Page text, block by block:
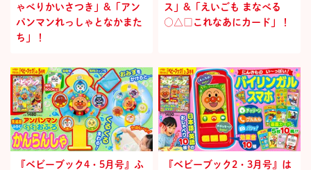
ゃべりかいさつき」&「アン
パンマンれっしゃとなかまた
ち」！
ス」&「えいごも まなべる
○△□これなあにカード」！
『ベビーブック4・5月号』ふ
『ベビーブック2・3月号』は